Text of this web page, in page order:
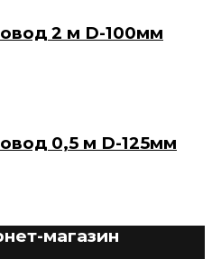
2 м D-100мм
0,5 м D-125мм
магазин